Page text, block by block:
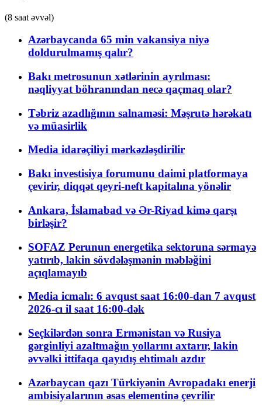
(8 saat əvvəl)
Azərbaycanda 65 min vakansiya niyə
doldurulmamış qalır?
Bakı metrosunun xətlərinin ayrılması:
nəqliyyat böhranından necə qaçmaq olar?
Təbriz azadlığının salnaməsi: Məşrutə hərəkatı
və müasirlik
Media idarəçiliyi mərkəzləşdirilir
Bakı investisiya forumunu daimi platformaya
çevirir, diqqət qeyri-neft kapitalına yönəlir
Ankara, İslamabad və Ər-Riyad kimə qarşı
birləşir?
SOFAZ Perunun energetika sektoruna sərmayə
yatırıb, lakin sövdələşmənin məbləğini
açıqlamayıb
Media icmalı: 6 avqust saat 16:00-dan 7 avqust
2026-cı il saat 16:00-dək
Seçkilərdən sonra Ermənistan və Rusiya
gərginliyi azaltmağın yollarını axtarır, lakin
əvvəlki ittifaqa qayıdış ehtimalı azdır
Azərbaycan qazı Türkiyənin Avropadakı enerji
ambisiyalarının əsas elementinə çevrilir